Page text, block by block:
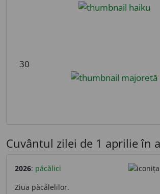
30
Cuvântul zilei de 1 aprilie în
2026: păcălici
Ziua păcălelilor.